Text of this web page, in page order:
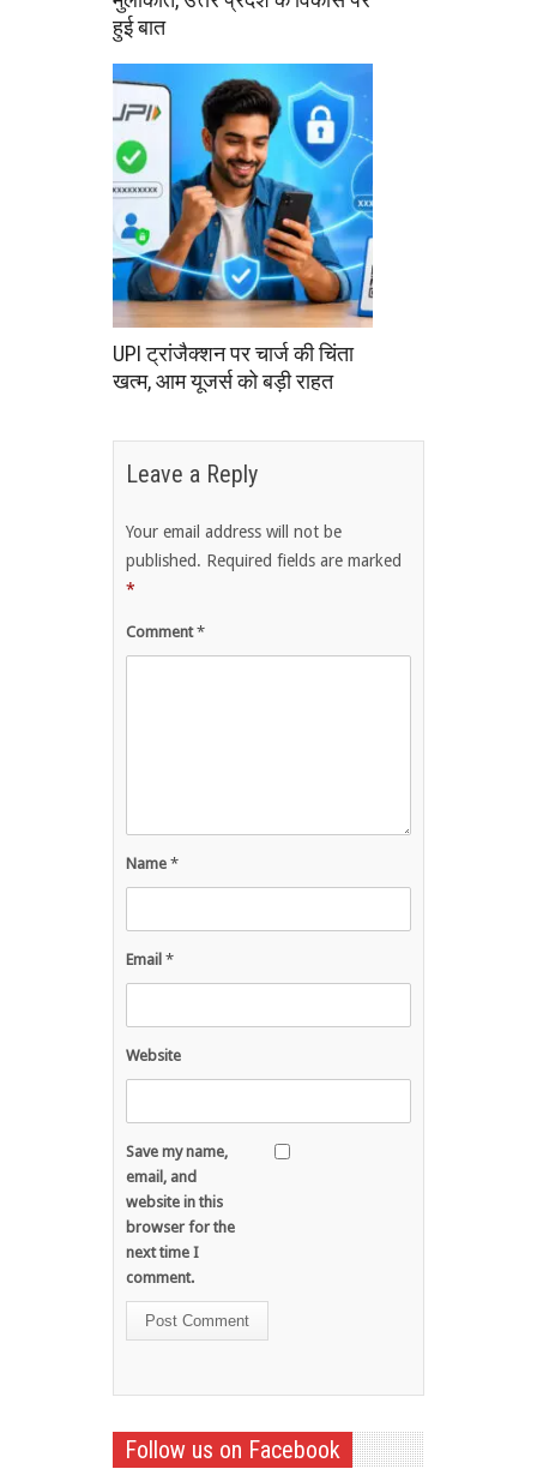
हुई बात
UPI ट्रांजैक्शन पर चार्ज की चिंता
खत्म, आम यूजर्स को बड़ी राहत
Leave a Reply
Your email address will not be
published. Required fields are marked
*
Comment*
Name *
Email *
Website
Save my name,
email, and
website in this
browser for the
next time I
comment.
Follow us on Facebook